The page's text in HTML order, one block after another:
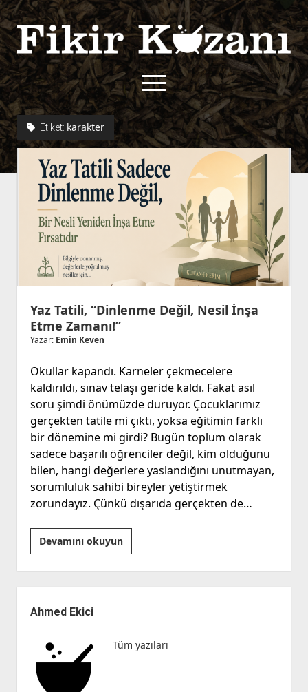
Fikir
Kazanı
menüyü
aç
twitterfacebook
rss
Hakkımızda
açılır
menüyü
Kullanım Koşulları
Gizlilik Politikası
Çerez Politikası
İletişim
Kurallar
Başvuru
Etiket: karakter
Yaz Tatili, “Dinlenme Değil, Nesil İnşa
Etme Zamanı!”
Yazar: Emin Keven
Okullar kapandı. Karneler çekmecelere
kaldırıldı, sınav telaşı geride kaldı. Fakat asıl
soru şimdi önümüzde duruyor. Çocuklarımız
gerçekten tatile mi çıktı, yoksa eğitimin farklı
bir dönemine mi girdi? Bugün toplum olarak
sadece başarılı öğrenciler değil, kim olduğunu
bilen, hangi değerlere yaslandığını unutmayan,
sorumluluk sahibi bireyler yetiştirmek
zorundayız. Çünkü dışarıda gerçekten de…
Devamını okuyunYaz
Tatili,
“Dinlenme
Değil,
Etme
Zamanı!”
Menü
Ahmed Ekici
Tüm yazıları